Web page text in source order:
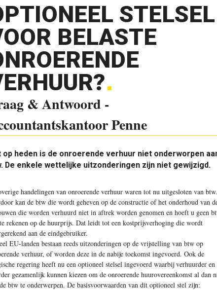
STELSEL
BELASTE
& Antwoord -
Penne
op heden is de onroerende ­verhuur niet ­onderworpen
De enkele ­wettelijke uitzonderingen zijn niet gewijzigd.
handelingen van onroerende verhuur waren tot nu uitgesloten van btw.
kan de btw die wordt geheven op de constructie of het onderhoud van
die worden verhuurd niet in aftrek worden genomen en hoeft u geen
rekenen op de huurprijs. Dat leidt tot een kostprijs­verhoging die wordt
aan de eindgebruiker.
EU-landen bestaan reeds uitzonderingen op de vrijstelling van btw op
verhuur, of worden deze in de nabije toekomst ingevoerd. Ook de
regering heeft nu een optioneel stelsel ingevoerd waarbij verhuurder en
gezamenlijk kunnen kiezen om de onroerende huurovereenkomst al dan
btw te ­onderwerpen. De basisvoorwaarden van dit optioneel stel zijn: